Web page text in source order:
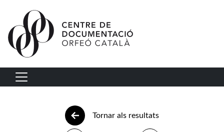
Vés al contingut
Navegació principal
Tornar als resultats